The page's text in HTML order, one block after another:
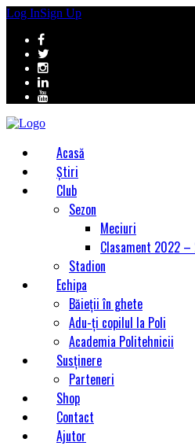
Log InSign Up
Acasă
Știri
Club
Sezon
Meciuri
Clasament 2022
Stadion
Echipa
Băieții în ghete
Adu-ți copilul la Poli
Academia Politehnicii
Susținere
Parteneri
Shop
Contact
Ajutor